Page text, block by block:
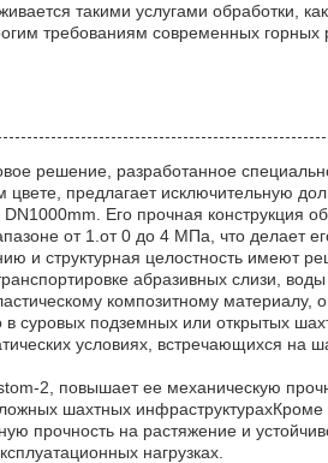
такими услугами обработки,
требованиям современных горных
решение, разработанное
предлагает исключительную
Его прочная конструкция
от 1.от 0 до 4 МПа, что делает
и структурная целостность имеют
абразивных слизи, воды
композитному материалу,
в суровых подземных или открытых
условиях, встречающихся на
2, повышает ее механическую
шахтных инфраструктурахКроме
прочность на растяжение и
нагрузках.